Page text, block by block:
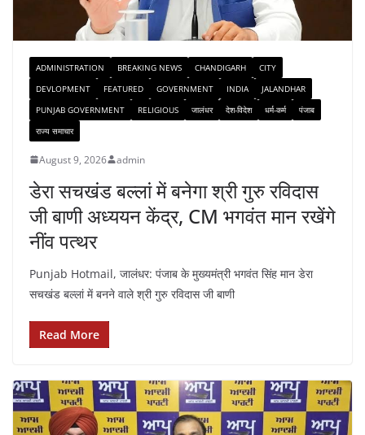
ADMINISTRATION BREAKING NEWS CHANDIGARH
CITY
DEVLOPMENT
FEATURED GOVERNMENT INDIA
JALANDHAR
PUNJAB GOVERNMENT
RELIGIOUS जालंधर देश-विदेश धर्म-कर्म
पंजाब
राज्य समाचार
August 9, 2026 admin
डेरा सचखंड बल्लां में बनेगा श्री गुरु रविदास
जी बाणी अध्ययन केंद्र, CM भगवंत मान रखेंगे
नींव पत्थर
Punjab Hotmail, जालंधर: पंजाब के मुख्यमंत्री भगवंत सिंह मान डेरा
सचखंड बल्लां में बनने वाले श्री गुरु रविदास जी बाणी
Read More